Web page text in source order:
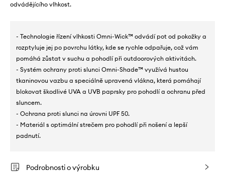
odvádějícího vlhkost.
- Technologie řízení vlhkosti Omni-Wick™ odvádí pot od pokožky a
rozptyluje jej po povrchu látky, kde se rychle odpařuje, což vám
pomáhá zůstat v suchu a pohodlí při outdoorových aktivitách.
- Systém ochrany proti slunci Omni-Shade™ využívá hustou
tkaninovou vazbu a speciálně upravená vlákna, která pomáhají
blokovat škodlivé UVA a UVB paprsky pro pohodlí a ochranu před
sluncem.
- Ochrana proti slunci na úrovni UPF 50.
- Materiál s optimální strečem pro pohodlí při nošení a lepší
padnutí.
Podrobnosti o výrobku